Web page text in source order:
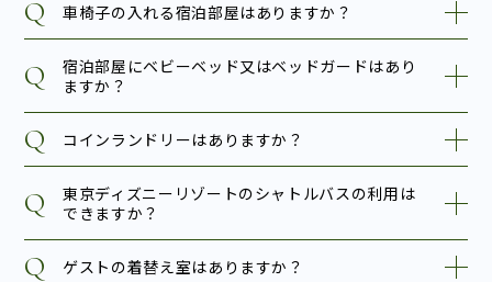
車椅子の入れる宿泊部屋はありますか？
宿泊部屋にベビーベッド又はベッドガードはあり
ますか？
コインランドリーはありますか？
東京ディズニーリゾートのシャトルバスの利用は
できますか？
ゲストの着替え室はありますか？